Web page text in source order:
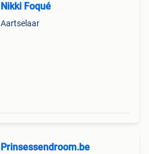
Nikki Foqué
Aartselaar
Prinsessendroom.be